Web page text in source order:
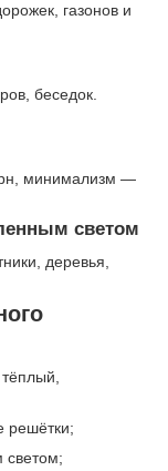
газонов и
беседок.
минимализм —
светом
деревья,
решётки;
светом;